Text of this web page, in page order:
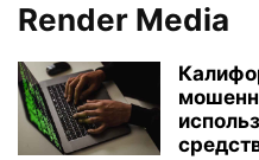
Render Media